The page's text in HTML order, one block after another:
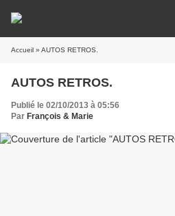
Accueil » AUTOS RETROS.
AUTOS RETROS.
Publié le 02/10/2013 à 05:56
Par François & Marie